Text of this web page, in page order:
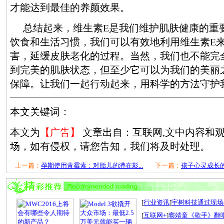
才能达到最佳的养颜效果。
总结起来，维生素E是我们维护肌肤健康的重
饮食和生活习惯，我们可以有效地利用维生素E
害，延缓皮肤老化的过程。当然，我们也不能完
到完美的肌肤状态，但至少它可以为我们的美丽
保障。让我们一起行动起来，用科学的方法守护
本文关键词：
本文为 【广告】
文章出自：互联网,文中内容和
场，如有侵权，请您告知，我们将及时处理。
上一篇： 孕期使用青霉素：对胎儿的潜在影... 下一篇： 孩子心灵成长
[行业资讯]宇树科技通过现
[互联网+]窦靖童《歌手》翻